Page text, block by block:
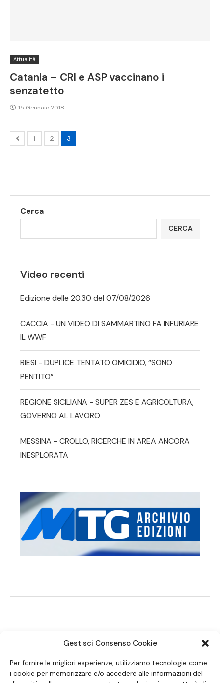
Gestisci Consenso Cookie
Per fornire le migliori esperienze, utilizziamo tecnologie come
i cookie per memorizzare e/o accedere alle informazioni del
Attualità
Catania – CRI e ASP vaccinano i
senzatetto
15 Gennaio 2018
1 2 3
Cerca
CERCA
Video recenti
Edizione delle 20.30 del 07/08/2026
CACCIA - UN VIDEO DI SAMMARTINO FA INFURIARE
IL WWF
RIESI - DUPLICE TENTATO OMICIDIO, “SONO
PENTITO”
REGIONE SICILIANA - SUPER ZES E AGRICOLTURA,
GOVERNO AL LAVORO
MESSINA - CROLLO, RICERCHE IN AREA ANCORA
INESPLORATA
SEGUICI SUI SOCIAL